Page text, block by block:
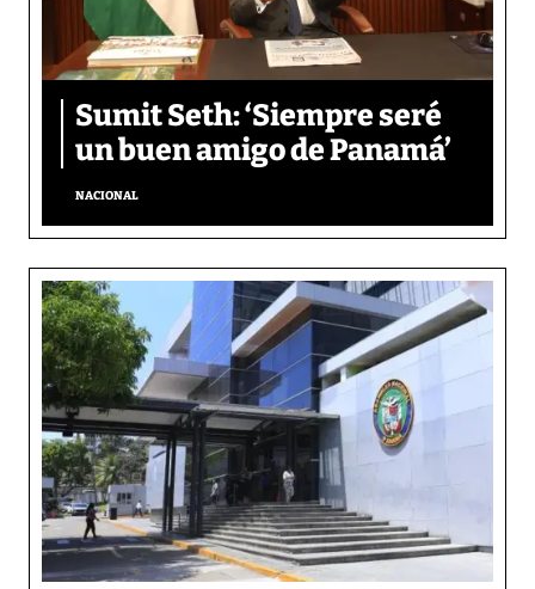
Sumit Seth: ‘Siempre seré
un buen amigo de Panamá’
NACIONAL